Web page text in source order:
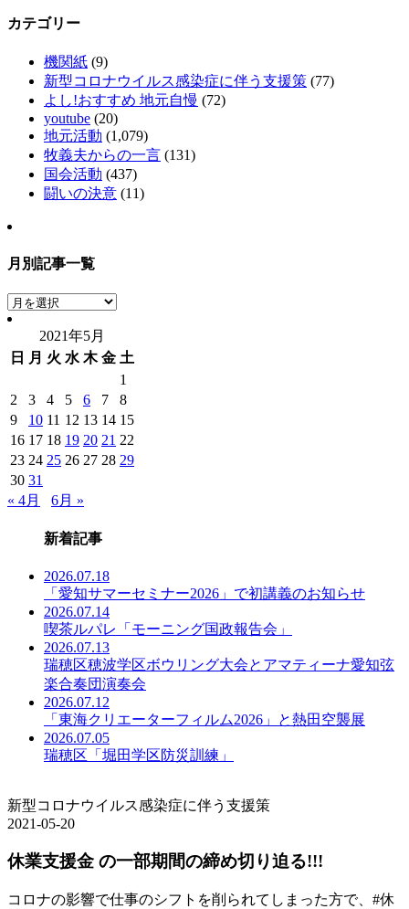
カテゴリー
機関紙 (9)
新型コロナウイルス感染症に伴う支援策 (77)
よし!おすすめ 地元自慢 (72)
youtube (20)
地元活動 (1,079)
牧義夫からの一言 (131)
国会活動 (437)
闘いの決意 (11)
月別記事一覧
月
別
事
覧
2021年5月
日
月 火 水 木 金 土
1
2
3 4 5 6 7
8
9
10 11 12 13 14 15
16 17 18 19 20 21 22
23 24 25 26 27 28 29
30 31
« 4月
6月 »
新着記事
2026.07.18
「愛知サマーセミナー2026」で初講義のお知らせ
2026.07.14
喫茶ルパレ「モーニング国政報告会」
2026.07.13
瑞穂区穂波学区ボウリング大会とアマティーナ愛知弦
楽合奏団演奏会
2026.07.12
「東海クリエーターフィルム2026」と熱田空襲展
2026.07.05
瑞穂区「堀田学区防災訓練」
新型コロナウイルス感染症に伴う支援策
2021-05-20
休業支援金 の一部期間の締め切り迫る!!!
コロナの影響で仕事のシフトを削られてしまった方で、#休